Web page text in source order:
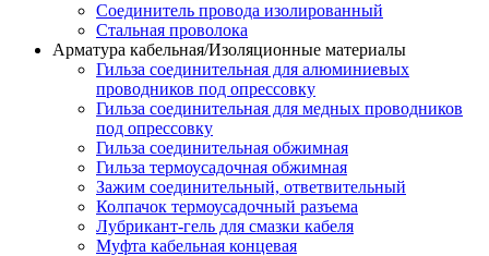
Соединитель провода изолированный
Стальная проволока
Арматура кабельная/Изоляционные материалы
Гильза соединительная для алюминиевых
проводников под опрессовку
Гильза соединительная для медных проводников
под опрессовку
Гильза соединительная обжимная
Гильза термоусадочная обжимная
Зажим соединительный, ответвительный
Колпачок термоусадочный разъема
Лубрикант-гель для смазки кабеля
Муфта кабельная концевая